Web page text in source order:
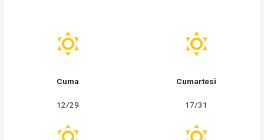
Cuma
12/29
Cumartesi
17/31